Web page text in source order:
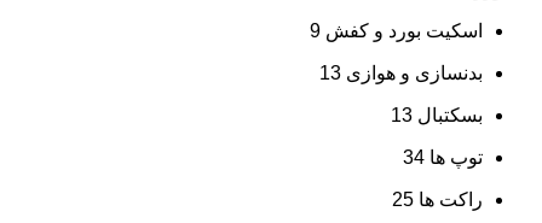
اسکیت بورد و کفش 9
بدنسازی و هوازی 13
بسکتبال 13
توپ ها 34
راکت ها 25